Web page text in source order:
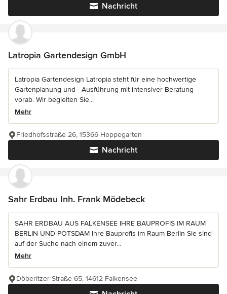
Nachricht
Latropia Gartendesign GmbH
Latropia Gartendesign Latropia steht für eine hochwertige
Gartenplanung und - Ausführung mit intensiver Beratung
vorab. Wir begleiten Sie...
Mehr
Nachricht
Friedhofsstraße 26, 15366 Hoppegarten
Sahr Erdbau Inh. Frank Mödebeck
SAHR ERDBAU AUS FALKENSEE IHRE BAUPROFIS IM RAUM
BERLIN UND POTSDAM Ihre Bauprofis im Raum Berlin Sie sind
auf der Suche nach einem zuver...
Mehr
Döberitzer Straße 65, 14612 Falkensee